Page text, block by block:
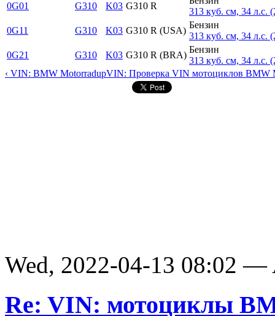
0G01 G310 K03 G310 R
313 куб. см, 34 л.с.
0G11
G310 K03 G310 R (USA)
Бензин
313 куб. см, 34 л.с.
0G21
G310 K03 G310 R (BRA)
Бензин
313 куб. см, 34 л.с.
‹ VIN: BMW MotorradupVIN: Проверка VIN мотоциклов BMW
Wed, 2022-04-13 08:02 —
Re: VIN: мотоциклы